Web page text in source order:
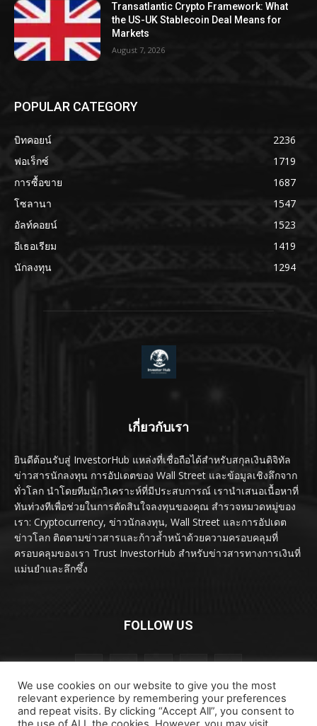
Transatlantic Crypto Framework: What
the US-UK Stablecoin Deal Means for
Markets
August 7, 2026
POPULAR CATEGORY
บิทคอยน์
2236
ฟอเร็กซ์
1719
การซื้อขาย
1687
โซลานา
1547
อัลท์คอยน์
1523
อีเธอเรียม
1419
นักลงทุน
1294
เกี่ยวกับเรา
ยินดีต้อนรับสู่ InvestorHub แหล่งที่เชื่อถือได้สำหรับสกุลเงินดิจิทัล
ข่าวสารนักลงทุน การอัปเดตของ Wall Street และข้อมูลเชิงลึกจาก
ทั่วโลก นำโดยทีมนักวิเคราะห์ที่มีประสบการณ์ เรานำเสนอเนื้อหาที่
ทันท่วงทีเพื่อช่วยในการตัดสินใจลงทุนของคุณ สำรวจหมวดหมู่ของ
เรา: Cryptocurrency, ข่าวนักลงทุน, Wall Street และการอัปเดต
ข่าวโลก ติดตามข่าวสารและก้าวล้ำหน้าด้วยความครอบคลุมที่
ครอบคลุมของเรา Trust InvestorHub สำหรับข่าวสารทางการเงินที่
แม่นยำและลึกซึ้ง
FOLLOW US
We use cookies on our website to give you the most
relevant experience by remembering your preferences
and repeat visits. By clicking “Accept All”, you consent to